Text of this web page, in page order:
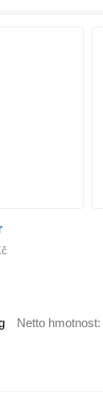
Netto hmotnost